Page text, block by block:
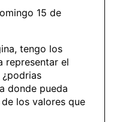
15 de
tengo los
representar el
donde pueda
los valores que